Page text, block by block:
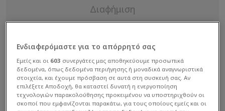
Ενδιαφερόμαστε για το απόρρητό σας
Εμείς και οι 603 συνεργάτες μας αποθηκεύουμε προσωπικά
δεδομένα, όπως δεδομένα περιήγησης ή μοναδικά αναγνωριστικά
στοιχεία, και έχουμε πρόσβαση σε αυτά στη συσκευή σας. Αν
επιλέξετε Αποδοχή, θα καταστεί δυνατή η ενεργοποίηση
τεχνολογιών παρακολούθησης προκειμένου να υποστηριχθούν οι
σκοποί που εμφανίζονται παρακάτω, για τους οποίους εμείς και οι